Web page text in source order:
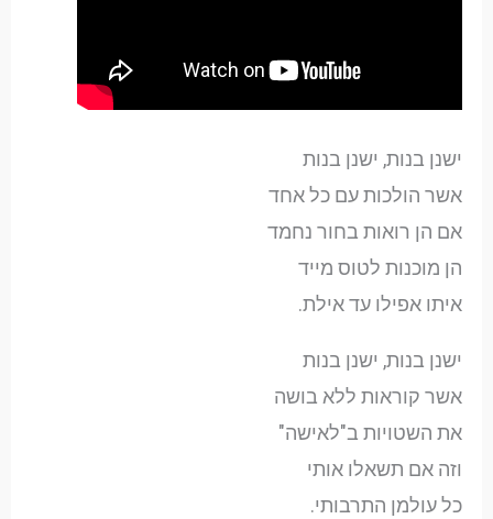
ישנן בנות, ישנן בנות
אשר הולכות עם כל אחד
אם הן רואות בחור נחמד
הן מוכנות לטוס מייד
איתו אפילו עד אילת.
ישנן בנות, ישנן בנות
אשר קוראות ללא בושה
את השטויות ב"לאישה"
וזה אם תשאלו אותי
כל עולמן התרבותי.